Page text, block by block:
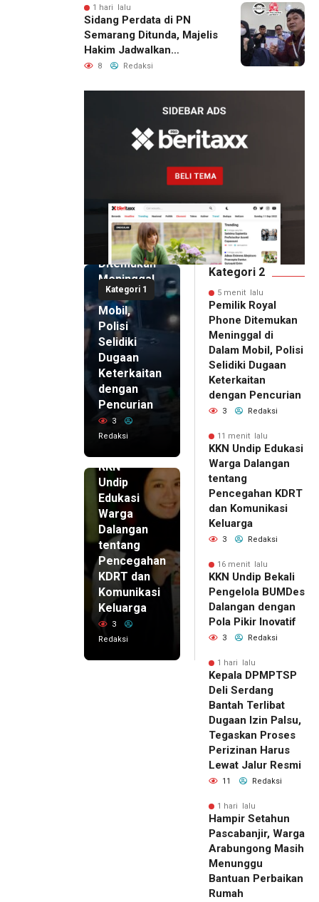
1 hari lalu
Sidang Perdata di PN
Semarang Ditunda, Majelis
Hakim Jadwalkan
Pemanggilan Ulang BPR
8 Redaksi
Kategori 1
lalu
Pemilik
Royal
Phone
Ditemukan
Meninggal
di Dalam
Mobil,
Polisi
Selidiki
Dugaan
Keterkaitan
dengan
Pencurian
3
Redaksi
KKN
Undip
Edukasi
Warga
Dalangan
tentang
Pencegahan
KDRT dan
Komunikasi
Keluarga
3
Redaksi
Kategori 2
5 menit lalu
Pemilik Royal
Phone Ditemukan
Meninggal di
Dalam Mobil, Polisi
Selidiki Dugaan
Keterkaitan
dengan Pencurian
3 Redaksi
11 menit lalu
KKN Undip Edukasi
Warga Dalangan
tentang
Pencegahan KDRT
dan Komunikasi
Keluarga
3 Redaksi
16 menit lalu
KKN Undip Bekali
Pengelola BUMDes
Dalangan dengan
Pola Pikir Inovatif
3 Redaksi
1 hari lalu
Kepala DPMPTSP
Deli Serdang
Bantah Terlibat
Dugaan Izin Palsu,
Tegaskan Proses
Perizinan Harus
Lewat Jalur Resmi
11 Redaksi
1 hari lalu
Hampir Setahun
Pascabanjir, Warga
Arabungong Masih
Menunggu
Bantuan Perbaikan
Rumah